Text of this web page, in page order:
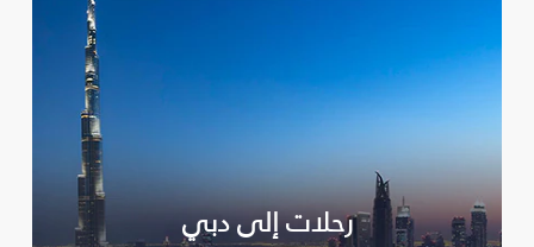
رحلات إلى دبي